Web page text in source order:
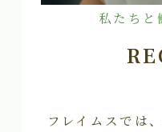
私たちと
フレイムスでは